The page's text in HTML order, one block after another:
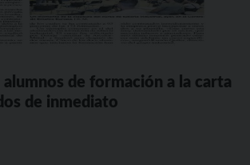
alumnos de formación a la carta
de inmediato